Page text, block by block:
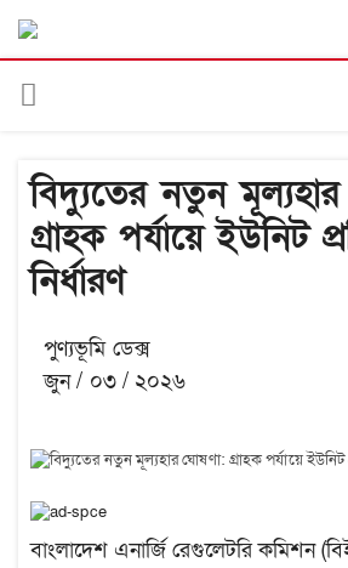
বিদ্যুতের নতুন
গ্রাহক পর্যায়ে ইউনিট
নির্ধারণ
পুণ্যভূমি ডেক্স
জুন / ০৩ / ২০২৬
বাংলাদেশ এনার্জি রেগুলেটরি কমিশন